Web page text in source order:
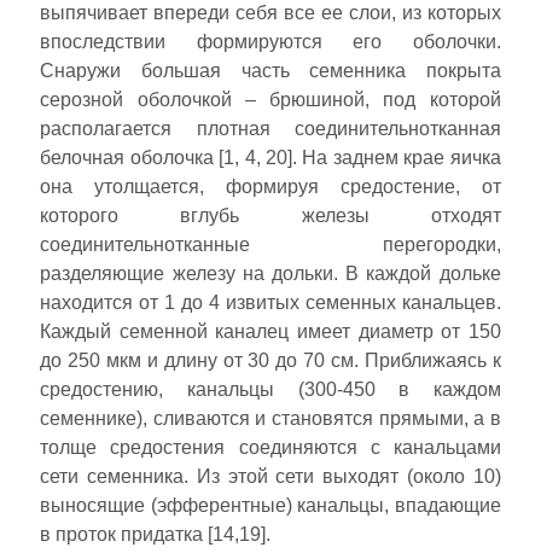
выпячивает впереди себя все ее слои, из которых
впоследствии формируются его оболочки.
Снаружи большая часть семенника покрыта
серозной оболочкой – брюшиной, под которой
располагается плотная соединительнотканная
белочная оболочка [1, 4, 20]. На заднем крае яичка
она утолщается, формируя средостение, от
которого вглубь железы отходят
соединительнотканные перегородки,
разделяющие железу на дольки. В каждой дольке
находится от 1 до 4 извитых семенных канальцев.
Каждый семенной каналец имеет диаметр от 150
до 250 мкм и длину от 30 до 70 см. Приближаясь к
средостению, канальцы (300-450 в каждом
семеннике), сливаются и становятся прямыми, а в
толще средостения соединяются с канальцами
сети семенника. Из этой сети выходят (около 10)
выносящие (эфферентные) канальцы, впадающие
в проток придатка [14,19].